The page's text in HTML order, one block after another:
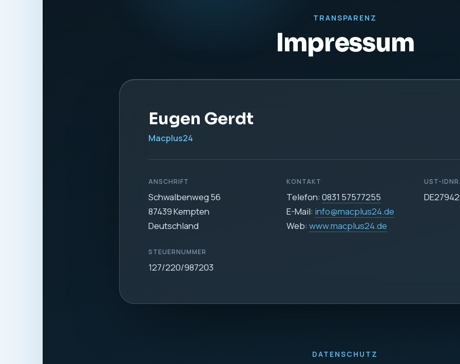
TRANSPARENZ
Impressum
Eugen Gerdt
Macplus24
ANSCHRIFT
Schwalbenweg 56
87439 Kempten
Deutschland
KONTAKT
Telefon: 0831 57577255
E-Mail: info@macplus24.de
Web: www.macplus24.de
UST-
STEUERNUMMER
127/220/987203
DATENSCHUTZ